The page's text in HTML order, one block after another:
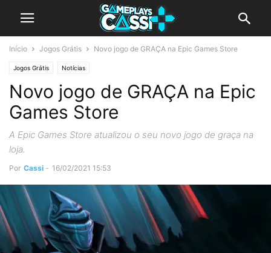
Início Jogos Grátis Novo jogo de GRAÇA na Epic Games Store
Jogos Grátis Notícias
Novo jogo de GRAÇA na Epic
Games Store
A Epic Games Store atualizou o seu novo jogo de graça na
loja.
Por Cassi - 16/02/2021 15:53